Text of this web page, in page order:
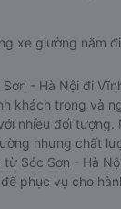
xe giường nằm
- Hà Nội đi
khách trong và
nhiều đối tượng.
nhưng chất
từ Sóc Sơn - Hà
phục vụ cho